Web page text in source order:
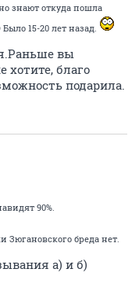
знают откуда пошла
15-20 лет назад.
вы
хотите, благо
подарила.
90%.
бреда нет.
а) и б)